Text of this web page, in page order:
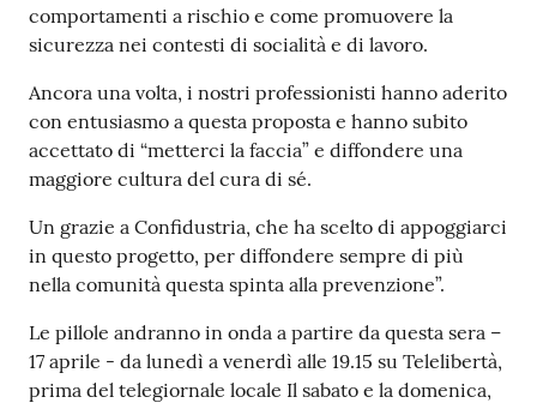
comportamenti a rischio e come promuovere la
sicurezza nei contesti di socialità e di lavoro.
Ancora una volta, i nostri professionisti hanno aderito
con entusiasmo a questa proposta e hanno subito
accettato di “metterci la faccia” e diffondere una
maggiore cultura del cura di sé.
Un grazie a Confidustria, che ha scelto di appoggiarci
in questo progetto, per diffondere sempre di più
nella comunità questa spinta alla prevenzione”.
Le pillole andranno in onda a partire da questa sera –
17 aprile - da lunedì a venerdì alle 19.15 su Telelibertà,
prima del telegiornale locale Il sabato e la domenica,